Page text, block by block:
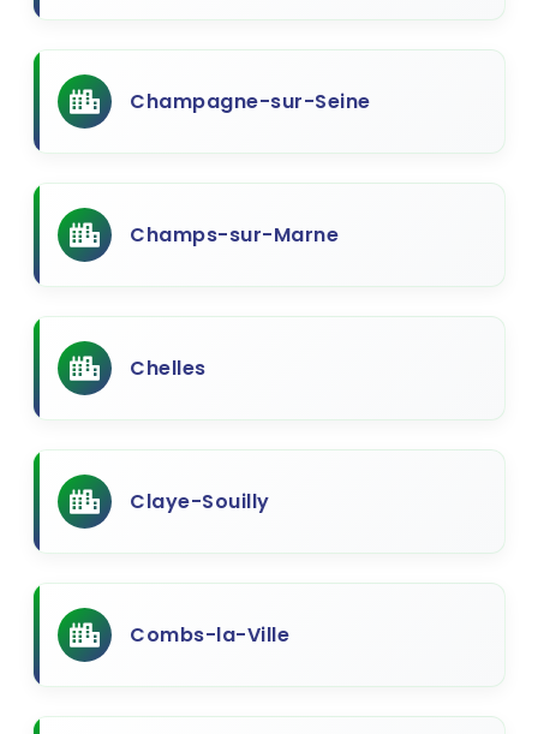
Champagne-sur-Seine
Champs-sur-Marne
Chelles
Claye-Souilly
Combs-la-Ville